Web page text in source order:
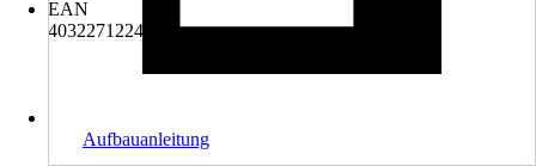
EAN
4032271224966
Aufbauanleitung